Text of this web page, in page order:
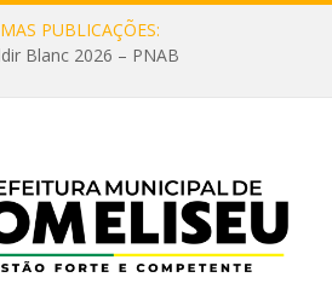
PUBLICAÇÕES:
Blanc 2026 – PNAB